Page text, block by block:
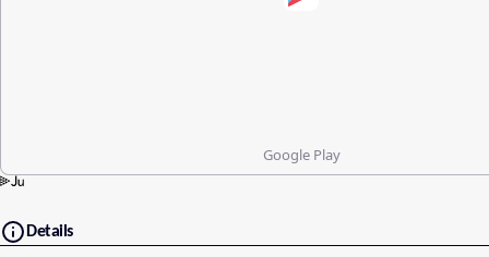
Google Play
Details